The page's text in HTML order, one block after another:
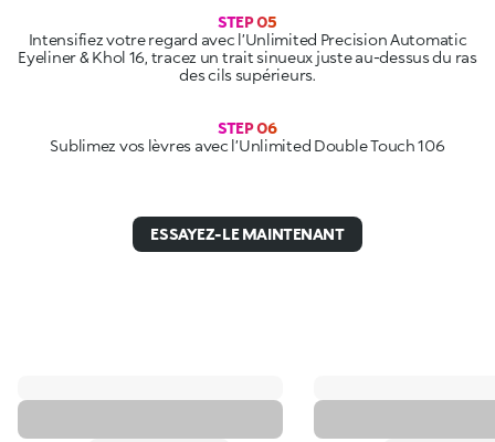
STEP 05
Intensifiez votre regard avec l’Unlimited Precision Automatic
Eyeliner & Khol 16, tracez un trait sinueux juste au-dessus du ras
des cils supérieurs.
STEP 06
Sublimez vos lèvres avec l’Unlimited Double Touch 106
ESSAYEZ-LE MAINTENANT